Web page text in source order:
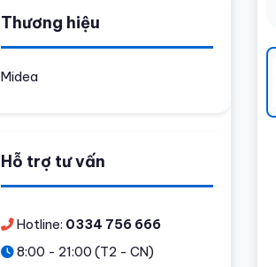
Thương hiệu
Midea
Hỗ trợ tư vấn
Hotline: 0334 756 666
8:00 - 21:00 (T2 - CN)